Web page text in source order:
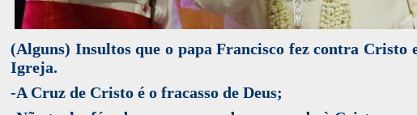
(Alguns) Insultos que o papa Francisco fez contra Cristo
Igreja.
-A Cruz de Cristo é o fracasso de Deus;